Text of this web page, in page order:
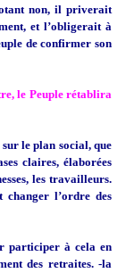
non, il priverait
et l’obligerait à
de confirmer son
le Peuple rétablira
le plan social, que
claires, élaborées
les travailleurs.
l’ordre des
participer à cela en
des retraites. -la